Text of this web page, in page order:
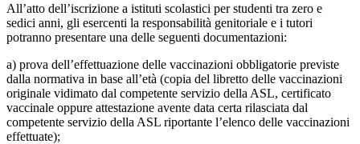
All’atto dell’iscrizione a istituti scolastici per studenti tra zero e
sedici anni, gli esercenti la responsabilità genitoriale e i tutori
potranno presentare una delle seguenti documentazioni:
a) prova dell’effettuazione delle vaccinazioni obbligatorie previste
dalla normativa in base all’età (copia del libretto delle vaccinazioni
originale vidimato dal competente servizio della ASL, certificato
vaccinale oppure attestazione avente data certa rilasciata dal
competente servizio della ASL riportante l’elenco delle vaccinazioni
effettuate);